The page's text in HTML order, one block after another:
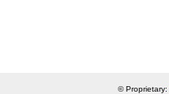
© Proprietary: